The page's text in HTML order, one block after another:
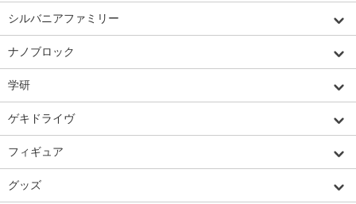
シルバニアファミリー
ナノブロック
学研
ゲキドライヴ
フィギュア
グッズ